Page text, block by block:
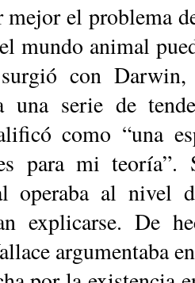
mejor el problema
mundo animal
surgió con
una serie de
como “una
para mi
operaba al nivel
explicarse. De
argumentaba